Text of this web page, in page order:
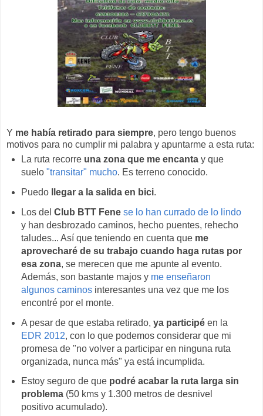
Y me había retirado para siempre, pero tengo buenos
motivos para no cumplir mi palabra y apuntarme a esta ruta:
La ruta recorre una zona que me encantay que
suelo "transitar" mucho. Es terreno conocido.
Puedo
llegar a la salida en bici.
Los del Club BTT Fene se lo han currado de lo lindo
y han desbrozado caminos, hecho puentes, rehecho
taludes... Así que teniendo en cuenta que me
aprovecharé de su trabajo cuando haga rutas por
esa zona, se merecen que me apunte al evento.
Además, son bastante majos y me enseñaron
algunos caminosinteresantes una vez que me los
encontré por el monte.
A pesar de que estaba retirado, ya participéen la
EDR 2012, con lo que podemos considerar que mi
promesa de "no volver a participar en ninguna ruta
organizada, nunca más" ya está incumplida.
Estoy seguro de que podré acabar la ruta larga sin
problema(50 kms y 1.300 metros de desnivel
positivo acumulado).